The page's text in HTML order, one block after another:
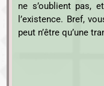
ne s’oublient pas,
l’existence. Bref,
peut n’être qu’une